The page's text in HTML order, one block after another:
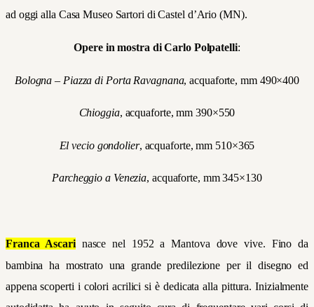
ad oggi alla Casa Museo Sartori di Castel d’Ario (MN).
Opere in mostra di Carlo Polpatelli:
Bologna – Piazza di Porta Ravagnana, acquaforte, mm 490×400
Chioggia, acquaforte, mm 390×550
El vecio gondolier, acquaforte, mm 510×365
Parcheggio a Venezia, acquaforte, mm 345×130
Franca Ascarinasce nel 1952 a Mantova dove vive. Fino da
bambina ha mostrato una grande predilezione per il disegno ed
appena scoperti i colori acrilici si è dedicata alla pittura. Inizialmente